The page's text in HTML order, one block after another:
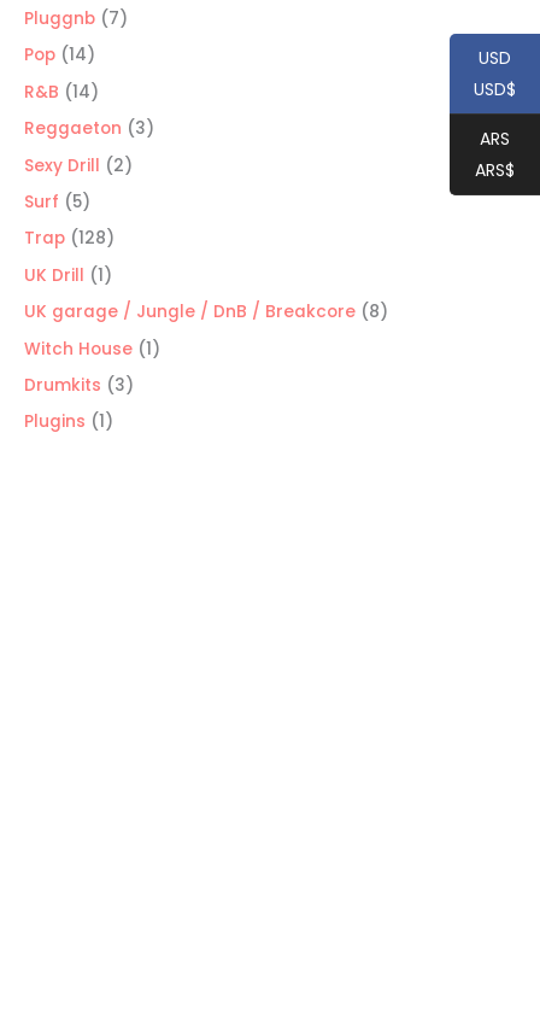
productos
Pluggnb 77
Pop 1414
productos
R&B 1414
productos
Reggaeton 33
Sexy Drill 22
Surf 55
productos
Trap 128128
productos
UK Drill 11
producto
UK garage / Jungle / DnB / Breakcore 88
Witch House 11
Drumkits 33
Plugins 11
USD
USD$
ARS
ARS$